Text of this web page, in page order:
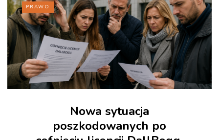
PRAWO
Nowa sytuacja
poszkodowanych po